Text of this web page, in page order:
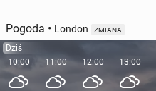
Pogoda • London ZMIANA
Dziś
10:00
11:00 12:00 13:00